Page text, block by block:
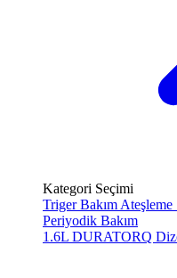
Kategori Seçimi
Triger Bakım Ateşleme
Periyodik Bakım
1.6L DURATORQ